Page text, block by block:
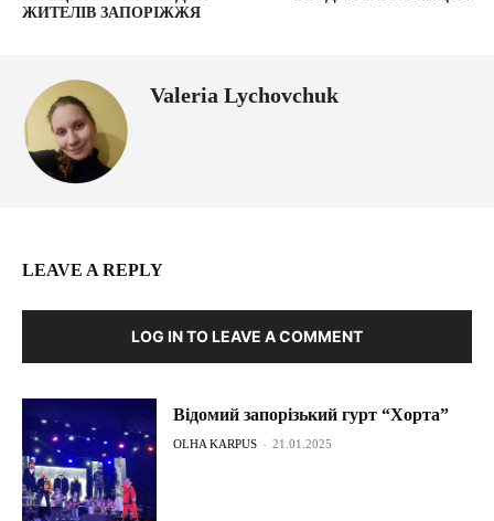
ЖИТЕЛІВ ЗАПОРІЖЖЯ
Valeria Lychovchuk
LEAVE A REPLY
LOG IN TO LEAVE A COMMENT
Відомий запорізький гурт “Хорта”
OLHA KARPUS - 21.01.2025